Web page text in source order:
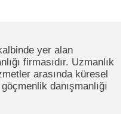
yer alan
firmasıdır. Uzmanlık
arasında küresel
danışmanlığı